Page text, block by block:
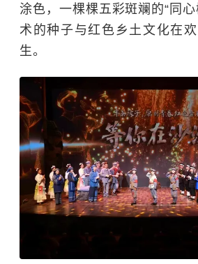
涂色，一棵棵五彩斑斓的“同
术的种子与红色乡土文化在
生。